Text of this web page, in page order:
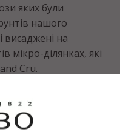
яких були
нашого
висаджені на
мікро-ділянках, які
Cru.
ягоди
хвилин
для сортування і